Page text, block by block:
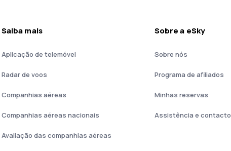
Saiba mais
Aplicação de telemóvel
Radar de voos
Companhias aéreas
Companhias aéreas nacionais
Avaliação das companhias aéreas
Sobre a eSky
Sobre nós
Programa de afiliados
Minhas reservas
Assistência e contacto